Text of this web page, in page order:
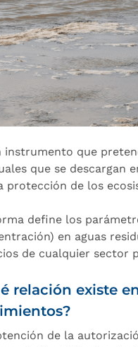
instrumento que
que se descargan
protección de los
define los
en aguas
de cualquier sector
relación existe
de la